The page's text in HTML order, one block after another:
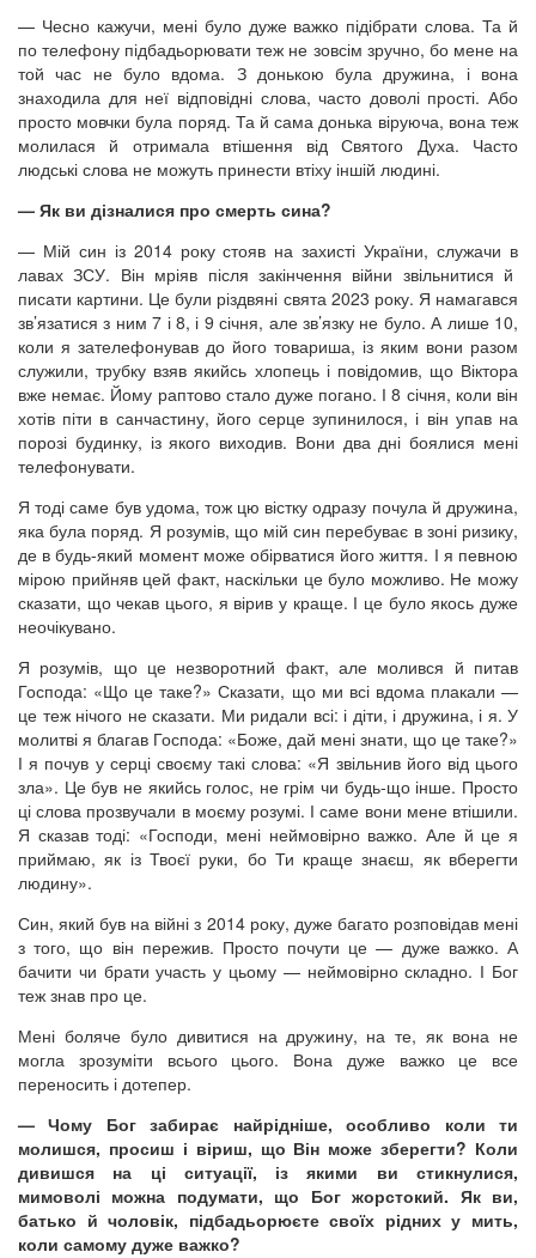
— Чесно кажучи, мені було дуже важко підібрати слова. Та й
по телефону підбадьорювати теж не зовсім зручно, бо мене на
той час не було вдома. З донькою була дружина, і вона
знаходила для неї відповідні слова, часто доволі прості. Або
просто мовчки була поряд. Та й сама донька віруюча, вона теж
молилася й отримала втішення від Святого Духа. Часто
людські слова не можуть принести втіху іншій людині.
— Як ви дізналися про смерть сина?
— Мій син із 2014 року стояв на захисті України, служачи в
лавах ЗСУ. Він мріяв після закінчення війни звільнитися й
писати картини. Це були різдвяні свята 2023 року. Я намагався
зв’язатися з ним 7 і 8, і 9 січня, але зв’язку не було. А лише 10,
коли я зателефонував до його товариша, із яким вони разом
служили, трубку взяв якийсь хлопець і повідомив, що Віктора
вже немає. Йому раптово стало дуже погано. І 8 січня, коли він
хотів піти в санчастину, його серце зупинилося, і він упав на
порозі будинку, із якого виходив. Вони два дні боялися мені
телефонувати.
Я тоді саме був удома, тож цю вістку одразу почула й дружина,
яка була поряд. Я розумів, що мій син перебуває в зоні ризику,
де в будь-який момент може обірватися його життя. І я певною
мірою прийняв цей факт, наскільки це було можливо. Не можу
сказати, що чекав цього, я вірив у краще. І це було якось дуже
неочікувано.
Я розумів, що це незворотний факт, але молився й питав
Господа: «Що це таке?» Сказати, що ми всі вдома плакали —
це теж нічого не сказати. Ми ридали всі: і діти, і дружина, і я. У
молитві я благав Господа: «Боже, дай мені знати, що це таке?»
І я почув у серці своєму такі слова: «Я звільнив його від цього
зла». Це був не якийсь голос, не грім чи будь-що інше. Просто
ці слова прозвучали в моєму розумі. І саме вони мене втішили.
Я сказав тоді: «Господи, мені неймовірно важко. Але й це я
приймаю, як із Твоєї руки, бо Ти краще знаєш, як вберегти
людину».
Син, який був на війні з 2014 року, дуже багато розповідав мені
з того, що він пережив. Просто почути це — дуже важко. А
бачити чи брати участь у цьому — неймовірно складно. І Бог
теж знав про це.
Мені боляче було дивитися на дружину, на те, як вона не
могла зрозуміти всього цього. Вона дуже важко це все
переносить і дотепер.
— Чому Бог забирає найрідніше, особливо коли ти
молишся, просиш і віриш, що Він може зберегти? Коли
дивишся на ці ситуації, із якими ви стикнулися,
мимоволі можна подумати, що Бог жорстокий. Як ви,
батько й чоловік, підбадьорюєте своїх рідних у мить,
коли самому дуже важко?